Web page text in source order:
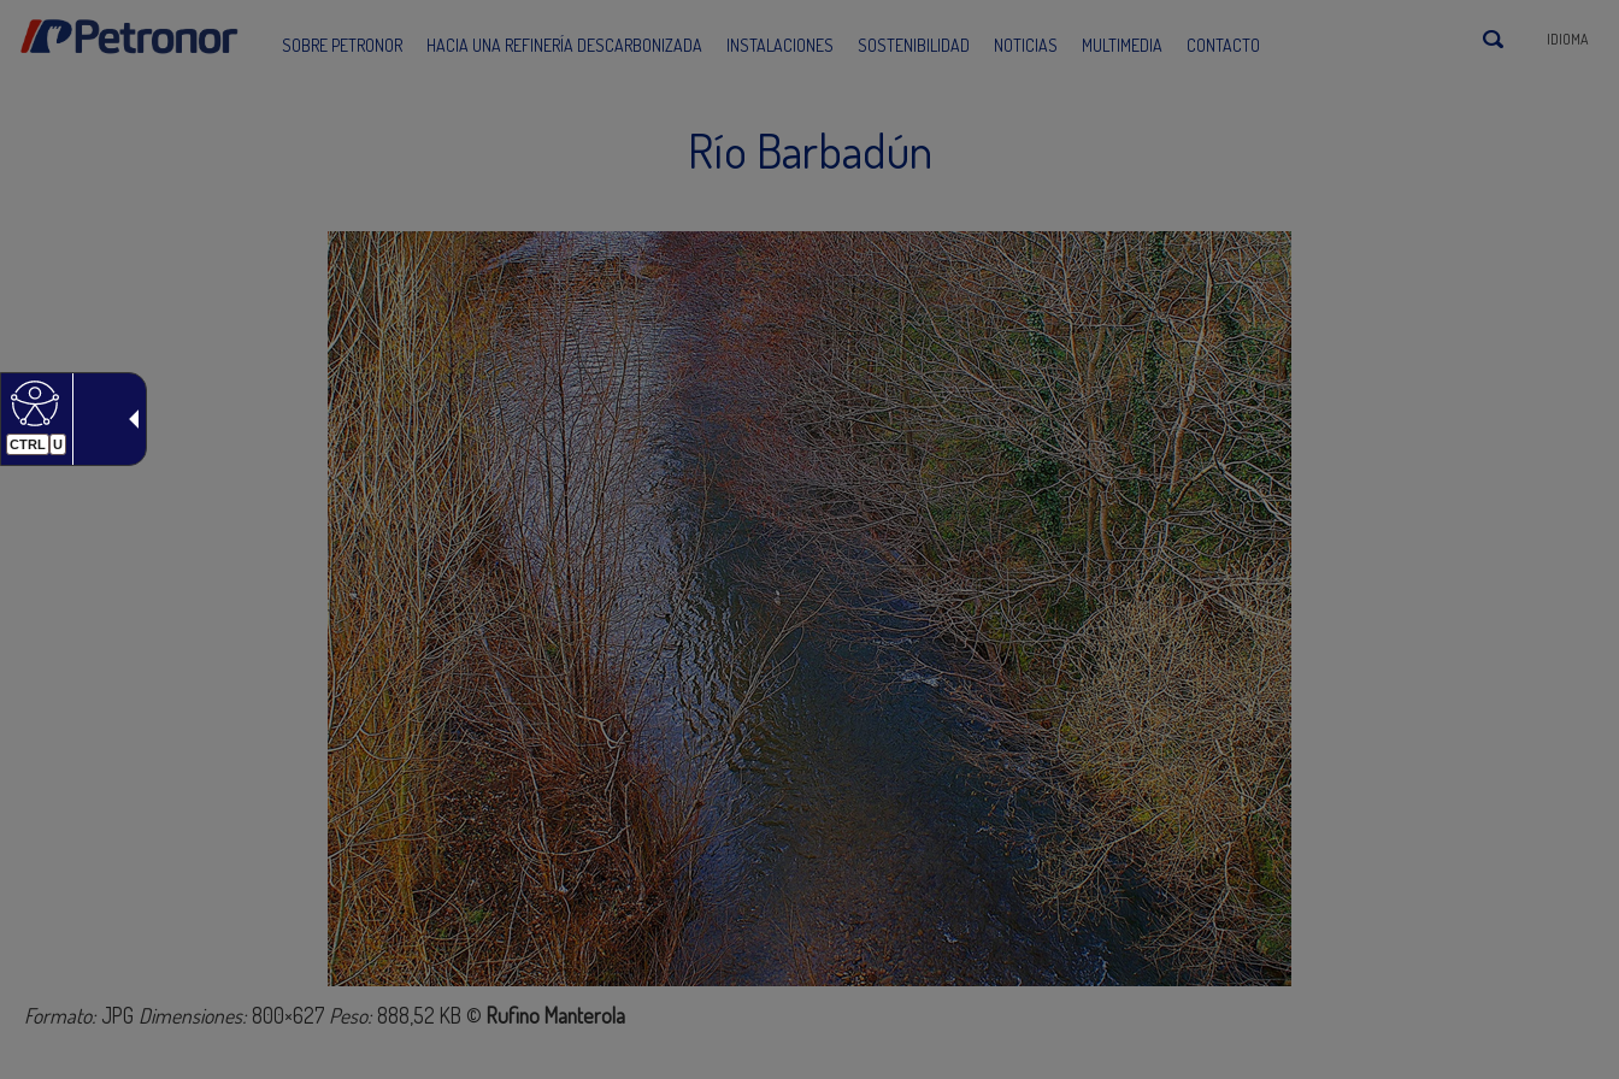
CTRL U
SOBRE PETRONOR HACIA UNA REFINERÍA DESCARBONIZADA INSTALACIONES SOSTENIBILIDAD NOTICIAS MULTIMEDIA CONTACTO IDIOMA
Río Barbadún
Formato: JPG Dimensiones: 800×627 Peso: 888,52 KB © Rufino Manterola